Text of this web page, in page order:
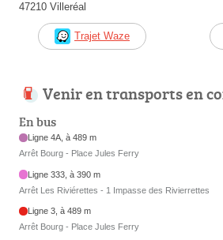
47210 Villeréal
Trajet Waze
Venir en transports en
En bus
Ligne 4A, à 489 m
Arrêt Bourg - Place Jules Ferry
Ligne 333, à 390 m
Arrêt Les Riviérettes - 1 Impasse des Rivierrettes
Ligne 3, à 489 m
Arrêt Bourg - Place Jules Ferry